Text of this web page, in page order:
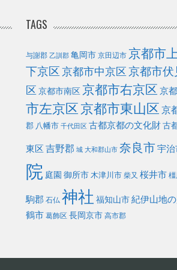
TAGS
与謝郡 乙訓郡 亀岡市 京田辺市 京都市
下京区京都市中京区京都市伏
区 京都市南区 京都市右京区 京
市左京区京都市東山区 京
郡 八幡市 千代田区 古都京都の文化財古
東区 吉野郡 城 大和郡山市 奈良市宇
院 庭園 御所市 木津川市 柴又 桜井市
駒郡 石仏 神社 福知山市紀伊山地
鶴市 葛飾区 長岡京市 高市郡